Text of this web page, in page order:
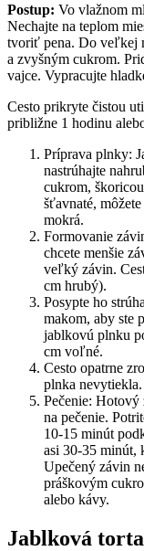
Postup: Vo vlažnom
Nechajte na teplom
tvoriť pena. Do veľkej
a zvyšným cukrom.
vajce. Vypracujte
Cesto prikryte čistou
približne 1 hodinu
Príprava plnky:
nastrúhajte
cukrom,
šťavnaté,
mokrá.
Formovanie
chcete menšie
veľký závin.
cm hrubý).
Posypte ho
makom, aby ste
jablkovú plnku
cm voľné.
Cesto opatrne
plnka nevytiekla.
Pečenie: Hotový
na pečenie.
10-15 minút
asi 30-35 minút,
Upečený závin
práškovým
alebo kávy.
Jablková torta